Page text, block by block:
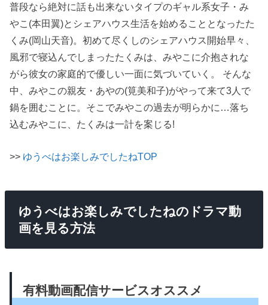
普段なら絶対に話も出来ないタイプのギャル系女子・み
やこ(本田翼)とシェアハウス生活を始めることとなったた
くみ(岡山天音)。初めて尽くしのシェアハウス開始早々、
風邪で寝込んでしまったたくみは、みやこに介抱されな
がら彼女の家庭的で優しい一面に気づいていく。 そんな
中、みやこの親友・あやの(筧美和子)がやって来て3人で
鍋を囲むことに。そこでみやこの過去が明らかに…落ち
込むみやこに、たくみは一計を案じる!
>> ゆうべはお楽しみでしたねTOP
ゆうべはお楽しみでしたねのドラマ動
画を見る方法
有料動画配信サービスオススメ